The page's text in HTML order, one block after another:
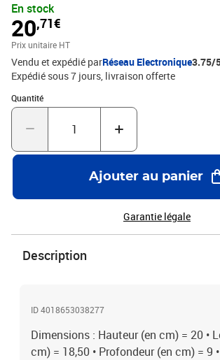
Exempt d'insecticide , Destiné aux intérieurs des
entrepôts et bureaux • Poids (en kg) = 0,15 • Répulsif à souris
UltraStop Rat&Mouse 230 V
En stock
20,71€
Prix unitaire HT
Vendu et expédié parRéseau Electronique3.75/
Expédié sous 7 jours livraison offerte
Quantité
Quantité : 1
Ajouter au panier
Garantie légale
Description
ID 4018653038277
Dimensions : Hauteur (en cm) = 20 •
cm) = 18,50 • Profondeur (en cm) = 9